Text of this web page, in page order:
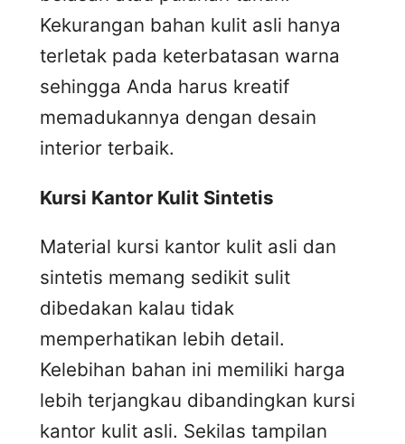
Kekurangan bahan kulit asli hanya
terletak pada keterbatasan warna
sehingga Anda harus kreatif
memadukannya dengan desain
interior terbaik.
Kursi Kantor Kulit Sintetis
Material kursi kantor kulit asli dan
sintetis memang sedikit sulit
dibedakan kalau tidak
memperhatikan lebih detail.
Kelebihan bahan ini memiliki harga
lebih terjangkau dibandingkan kursi
kantor kulit asli. Sekilas tampilan